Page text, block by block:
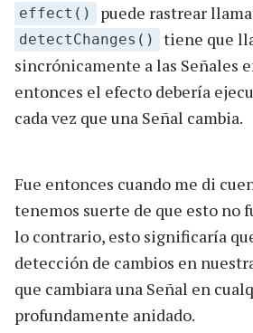
effect() puede rastrear
detectChanges()
tiene que
sincrónicamente a las Señales
entonces el efecto debería
cada vez que una Señal cambia.
Fue entonces cuando me di
tenemos suerte de que esto no
lo contrario, esto significaría
detección de cambios en
que cambiara una Señal en
profundamente anidado.